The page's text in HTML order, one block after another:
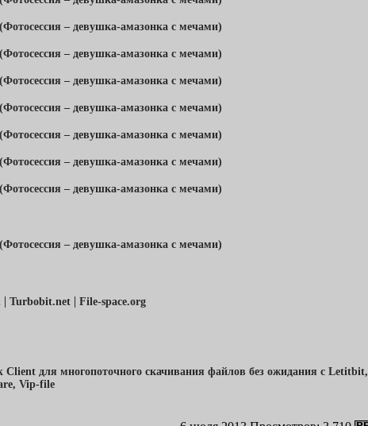
| Turbobit.net | File-space.org
для многопоточного скачивания файлов без ожидания с Letitbit,
Vip-file